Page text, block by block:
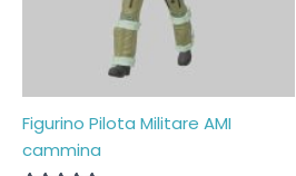
Figurino Pilota Militare AMI
cammina